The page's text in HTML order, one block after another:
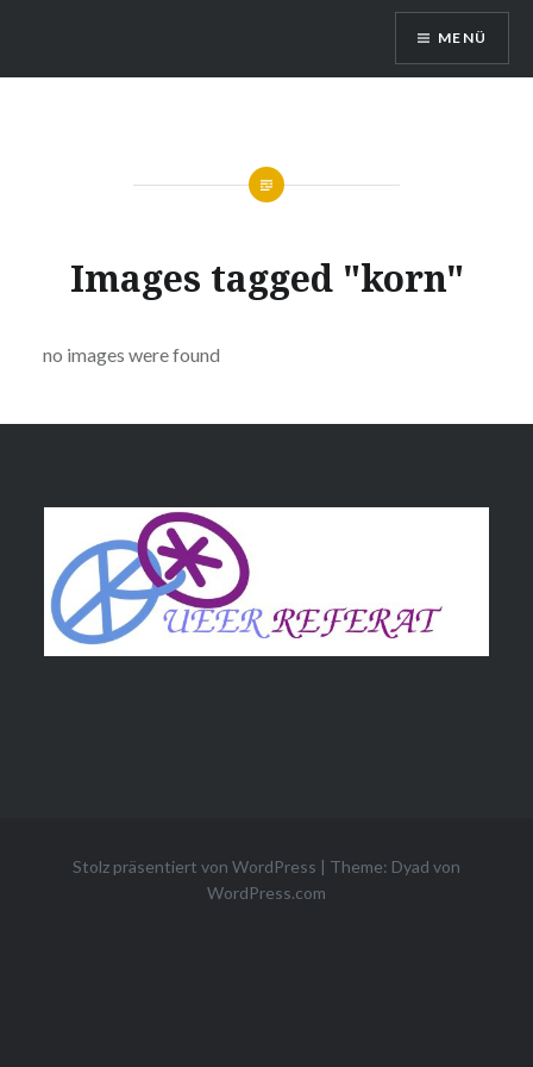
InhaltQueerreferat Mainz
MENÜ
Images tagged "korn"
no images were found
Stolz präsentiert von WordPress | Theme: Dyad von
WordPress.com